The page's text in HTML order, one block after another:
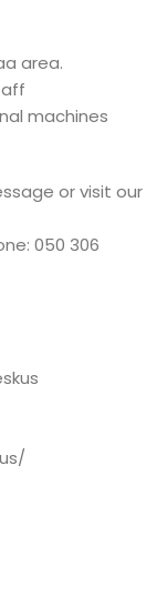
area.
machines
or visit our
050 306